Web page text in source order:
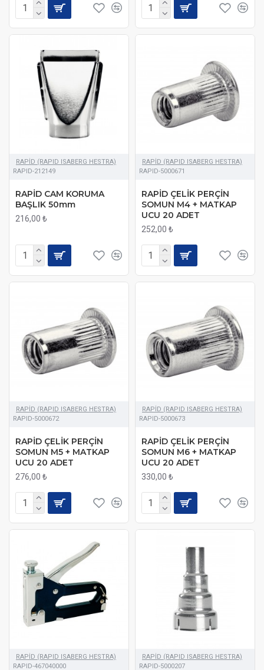
RAPİD (RAPID ISABERG HESTRA)
RAPID-212149
RAPİD CAM KORUMA
BAŞLIK 50mm
216,00 ₺
RAPİD (RAPID ISABERG HESTRA)
RAPID-5000671
RAPİD ÇELİK PERÇİN
SOMUN M4 + MATKAP
UCU 20 ADET
252,00 ₺
RAPİD (RAPID ISABERG HESTRA)
RAPID-5000672
RAPİD ÇELİK PERÇİN
SOMUN M5 + MATKAP
UCU 20 ADET
276,00 ₺
RAPİD (RAPID ISABERG HESTRA)
RAPID-5000673
RAPİD ÇELİK PERÇİN
SOMUN M6 + MATKAP
UCU 20 ADET
330,00 ₺
RAPİD (RAPID ISABERG HESTRA)
RAPID-467040000
RAPİD (RAPID ISABERG HESTRA)
RAPID-5000207